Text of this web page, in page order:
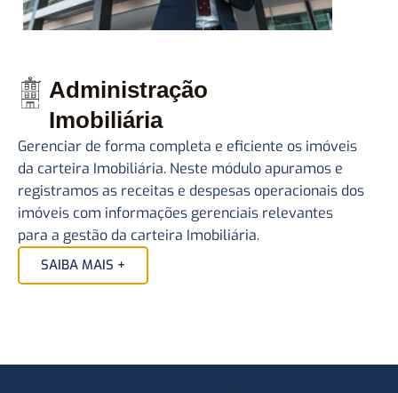
Administração
Imobiliária
Gerenciar de forma completa e eficiente os imóveis
da carteira Imobiliária. Neste módulo apuramos e
registramos as receitas e despesas operacionais dos
imóveis com informações gerenciais relevantes
para a gestão da carteira Imobiliária.
SAIBA MAIS +